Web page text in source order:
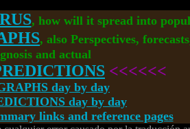
, how will it spread into
, also Perspectives,
and actual
<<<<<<
day by day
day by day
links and reference pages